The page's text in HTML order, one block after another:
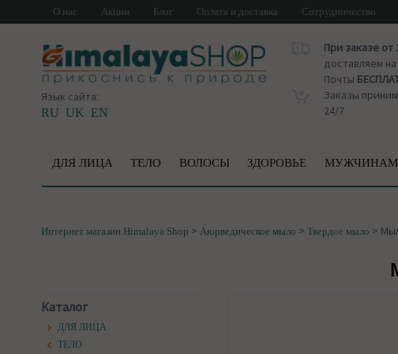
О нас Акции Блог Оплата и доставка Сотрудничество
Язык сайта:
RU UK EN
При заказе от
доставляем
Почты
Заказы
24/7
ДЛЯ ЛИЦА ТЕЛО ВОЛОСЫ ЗДОРОВЬЕ МУЖЧИНАМ
Интернет магазин Himalaya Shop > Аюрведическое мыло > Твердое мыло >
Каталог
ДЛЯ ЛИЦА
ТЕЛО